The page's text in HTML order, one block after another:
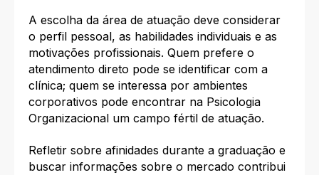
A escolha da área de atuação deve considerar
o perfil pessoal, as habilidades individuais e as
motivações profissionais. Quem prefere o
atendimento direto pode se identificar com a
clínica; quem se interessa por ambientes
corporativos pode encontrar na Psicologia
Organizacional um campo fértil de atuação.​
Refletir sobre afinidades durante a graduação e
buscar informações sobre o mercado contribui